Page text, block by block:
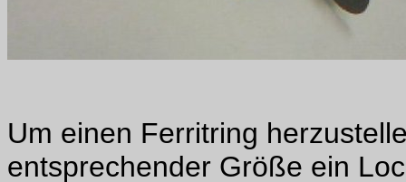
Um einen Ferritring
entsprechender Größe ein